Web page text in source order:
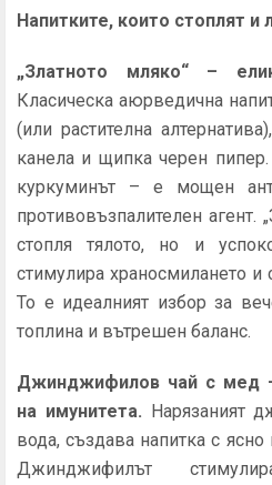
Напитките, които стоплят и
„Златното мляко“ –
Класическа аюрведична
(или растителна
канела и щипка черен
куркуминът – е мощен
противовъзпалителен агент.
стопля тялото, но и
стимулира храносмилането и
То е идеалният избор за
топлина и вътрешен баланс.
Джинджифилов чай с мед
на имунитета. Нарязаният
вода, създава напитка с
Джинджифилът